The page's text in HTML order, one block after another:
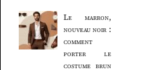
Le marron,
nouveau noir :
comment
porter le
costume brun